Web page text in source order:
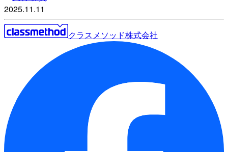
2025.11.11
クラスメソッド株式会社